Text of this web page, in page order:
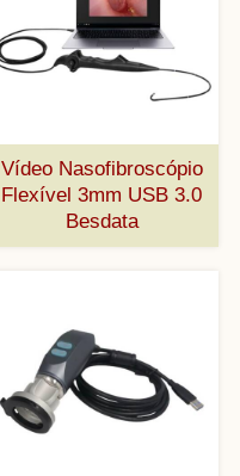
Vídeo Nasofibroscópio
Flexível 3mm USB 3.0
Besdata